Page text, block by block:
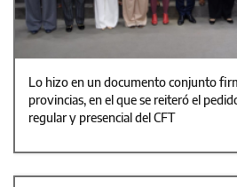
Lo hizo en un documento conjunto
provincias, en el que se reiteró el
regular y presencial del CFT